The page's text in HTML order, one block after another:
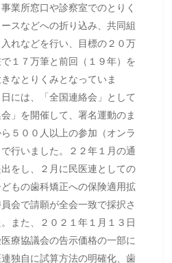
業所窓口や診察室でのとりく
スなどへの折り込み、共同組
れなどを行い、目標の２０万
１７万筆と前回（１９年）を
なとりくみとなっていま
には、「全国連絡会」として
」を開催して、署名運動のま
５００人以上の参加（オンラ
行いました。２２年１月の通
をし、２月に民医連としての
もの歯科矯正への保険適用拡
会で請願が全会一致で採択さ
また、２０２１年１月１３日
療協議会の告示価格の一部に
独自に試算方法の明確化、歯